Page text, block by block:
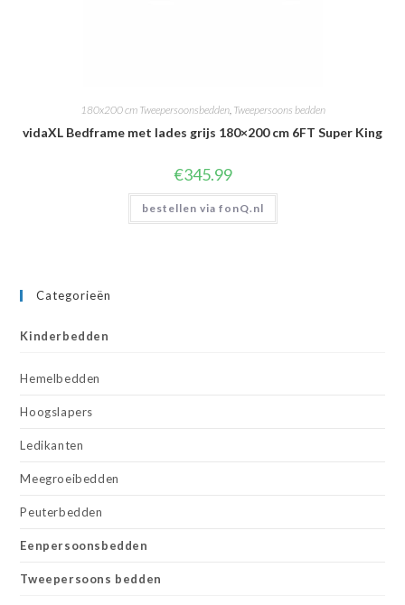
180x200 cm Tweepersoonsbedden, Tweepersoons bedden
vidaXL Bedframe met lades grijs 180×200 cm 6FT Super King
€345.99
bestellen via fonQ.nl
Categorieën
Kinderbedden
Hemelbedden
Hoogslapers
Ledikanten
Meegroeibedden
Peuterbedden
Eenpersoonsbedden
Tweepersoons bedden